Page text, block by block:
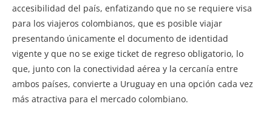
accesibilidad del país, enfatizando que no se requiere visa
para los viajeros colombianos, que es posible viajar
presentando únicamente el documento de identidad
vigente y que no se exige ticket de regreso obligatorio, lo
que, junto con la conectividad aérea y la cercanía entre
ambos países, convierte a Uruguay en una opción cada vez
más atractiva para el mercado colombiano.